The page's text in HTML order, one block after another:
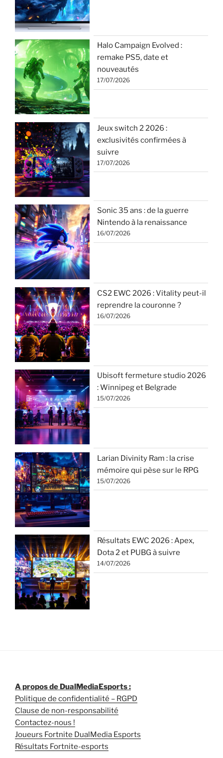
Halo Campaign Evolved :
remake PS5, date et
nouveautés
17/07/2026
Jeux switch 2 2026 :
exclusivités confirmées à
suivre
17/07/2026
Sonic 35 ans : de la guerre
Nintendo à la renaissance
16/07/2026
CS2 EWC 2026 : Vitality peut-il
reprendre la couronne ?
16/07/2026
Ubisoft fermeture studio 2026
: Winnipeg et Belgrade
15/07/2026
Larian Divinity Ram : la crise
mémoire qui pèse sur le RPG
15/07/2026
Résultats EWC 2026 : Apex,
Dota 2 et PUBG à suivre
14/07/2026
A propos de DualMediaEsports :
Politique de confidentialité – RGPD
Clause de non-responsabilité
Contactez-nous !
Joueurs Fortnite DualMedia Esports
Résultats Fortnite-esports